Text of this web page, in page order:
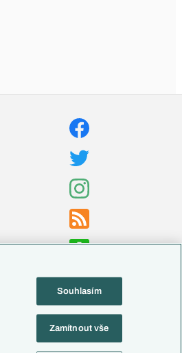
Souhlasím
Zamítnout vše